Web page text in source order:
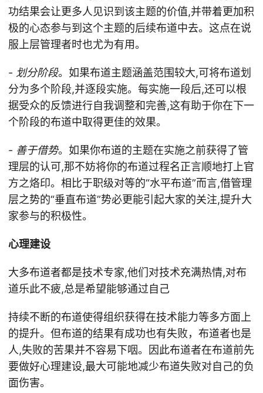
功结果会让更多人见识到该主题的价值,并带着更加积
极的心态参与到这个主题的后续布道中去。这点在说
服上层管理者时也尤为有用。
- 划分阶段。如果布道主题涵盖范围较大,可将布道划
分为多个阶段,并逐段实施。每实施一段后,还可以根
据受众的反馈进行自我调整和完善,这有助于你在下一
个阶段的布道中取得更佳的效果。
- 善于借势。如果你布道的主题在实施之前获得了管
理层的认可,那不妨将你的布道过程名正言顺地打上官
方之烙印。相比于职级对等的“水平布道”而言,借管理
层之势的“垂直布道”势必更能引起大家的关注,提升大
家参与的积极性。
心理建设
大多布道者都是技术专家,他们对技术充满热情,对布
道乐此不疲,总是希望能够通过自己
持续不断的布道使得组织获得在技术能力等多方面上
的提升。但布道的结果有成功也有失败，布道者也是
人,失败的苦果并不容易下咽。因此布道者在布道前先
要做好心理建设,最大可能地减少布道失败对自己的负
面伤害。